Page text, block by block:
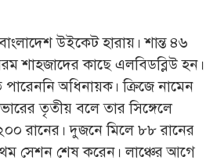
উইকেট হারায়। শান্ত ৪৬
শাহজাদের কাছে এলবিডব্লিউ হন।
অধিনায়ক। ক্রিজে নামেন
তৃতীয় বলে তার সিঙ্গেলে
রানের। দুজনে মিলে ৮৮ রানের
সেশন শেষ করেন। লাঞ্চের আগে